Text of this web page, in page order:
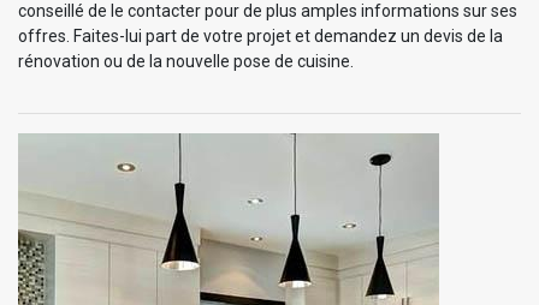
conseillé de le contacter pour de plus amples informations sur ses
offres. Faites-lui part de votre projet et demandez un devis de la
rénovation ou de la nouvelle pose de cuisine.